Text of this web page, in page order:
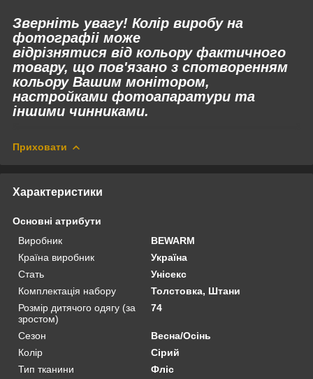
Зверніть увагу! Колір виробу на
фотографіі може
відрізнятися від кольору фактичного
товару, що пов'язано з спотворенням
кольору Вашим монітором,
настройками фотоапаратури та
іншими чинниками.
Приховати
Характеристики
Основні атрибути
Виробник
BEWARM
Країна виробник
Україна
Стать
Унісекс
Комплектація набору
Толстовка, Штани
Розмір дитячого одягу (за
зростом)
74
Сезон
Весна/Осінь
Колір
Сірий
Тип тканини
Фліс